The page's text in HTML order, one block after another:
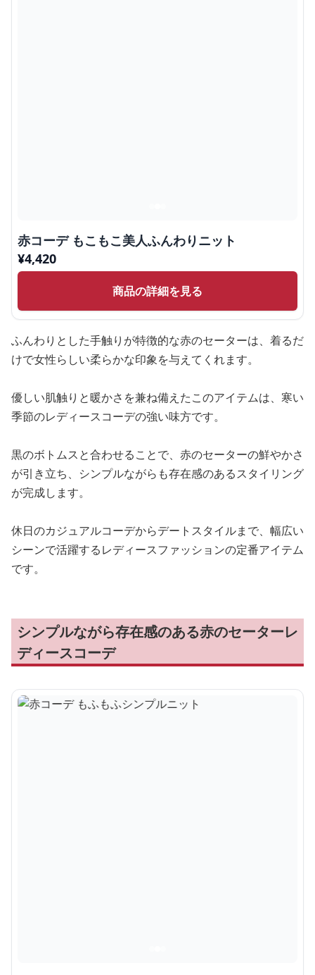
赤コーデ もこもこ美人ふんわりニット
¥4,420
商品の詳細を見る
ふんわりとした手触りが特徴的な赤のセーターは、着るだ
けで女性らしい柔らかな印象を与えてくれます。
優しい肌触りと暖かさを兼ね備えたこのアイテムは、寒い
季節のレディースコーデの強い味方です。
黒のボトムスと合わせることで、赤のセーターの鮮やかさ
が引き立ち、シンプルながらも存在感のあるスタイリング
が完成します。
休日のカジュアルコーデからデートスタイルまで、幅広い
シーンで活躍するレディースファッションの定番アイテム
です。
シンプルながら存在感のある赤のセーターレ
ディースコーデ